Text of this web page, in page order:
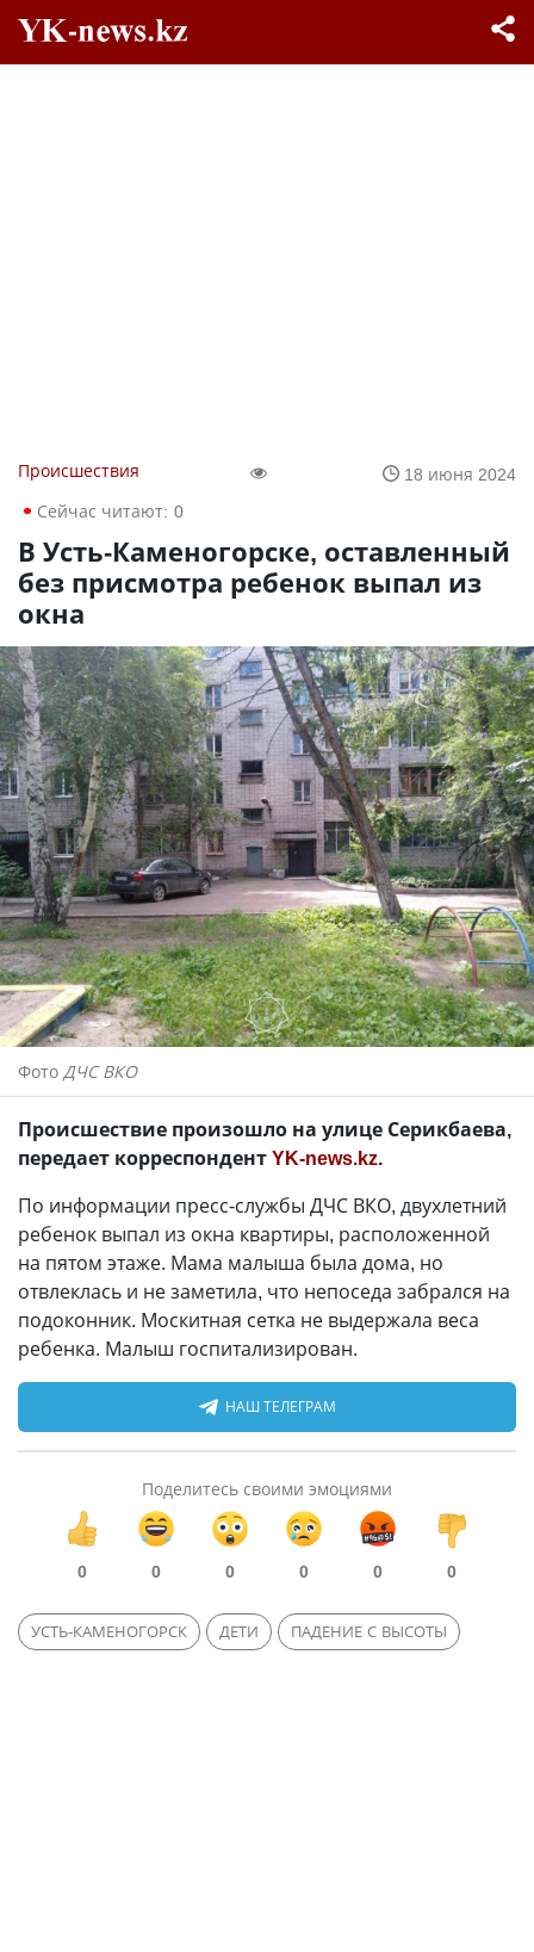
Происшествия
18 июня 2024
Сейчас читают: 0
В Усть-Каменогорске, оставленный
без присмотра ребенок выпал из
окна
Фото ДЧС ВКО
Происшествие произошло на улице Серикбаева,
передает корреспондентYK-news.kz.
По информации пресс-службы ДЧС ВКО, двухлетний
ребенок выпал из окна квартиры, расположенной
на пятом этаже. Мама малыша была дома, но
отвлеклась и не заметила, что непоседа забрался на
подоконник. Москитная сетка не выдержала веса
ребенка. Малыш госпитализирован.
НАШ ТЕЛЕГРАМ
Поделитесь своими эмоциями
0 0 0 0 0 0
УСТЬ-КАМЕНОГОРСК ДЕТИ ПАДЕНИЕ С ВЫСОТЫ